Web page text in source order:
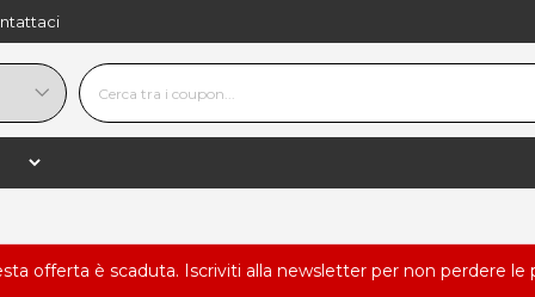
offerta è scaduta. Iscriviti alla newsletter per non perdere le